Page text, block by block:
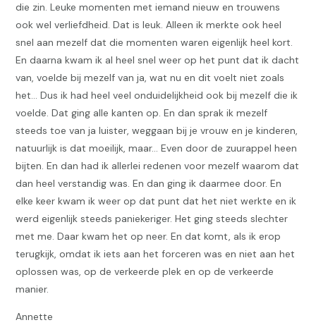
die zin. Leuke momenten met iemand nieuw en trouwens
ook wel verliefdheid. Dat is leuk. Alleen ik merkte ook heel
snel aan mezelf dat die momenten waren eigenlijk heel kort.
En daarna kwam ik al heel snel weer op het punt dat ik dacht
van, voelde bij mezelf van ja, wat nu en dit voelt niet zoals
het… Dus ik had heel veel onduidelijkheid ook bij mezelf die ik
voelde. Dat ging alle kanten op. En dan sprak ik mezelf
steeds toe van ja luister, weggaan bij je vrouw en je kinderen,
natuurlijk is dat moeilijk, maar… Even door de zuurappel heen
bijten. En dan had ik allerlei redenen voor mezelf waarom dat
dan heel verstandig was. En dan ging ik daarmee door. En
elke keer kwam ik weer op dat punt dat het niet werkte en ik
werd eigenlijk steeds paniekeriger. Het ging steeds slechter
met me. Daar kwam het op neer. En dat komt, als ik erop
terugkijk, omdat ik iets aan het forceren was en niet aan het
oplossen was, op de verkeerde plek en op de verkeerde
manier.
Annette